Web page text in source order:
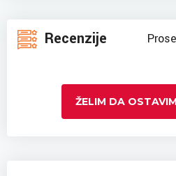
Recenzije
ŽELIM DA